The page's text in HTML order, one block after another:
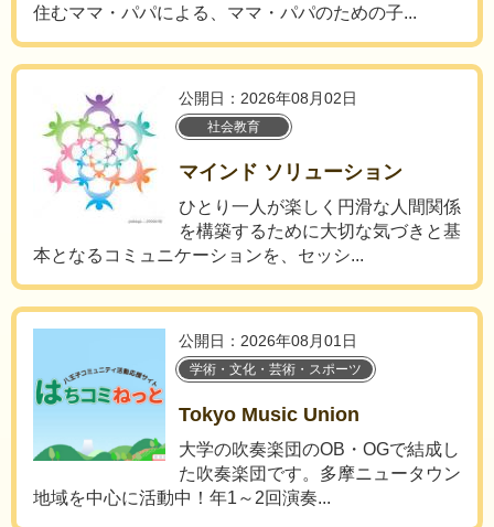
住むママ・パパによる、ママ・パパのための子...
公開日：2026年08月02日
社会教育
マインド ソリューション
ひとり一人が楽しく円滑な人間関係
を構築するために大切な気づきと基
本となるコミュニケーションを、セッシ...
公開日：2026年08月01日
学術・文化・芸術・スポーツ
Tokyo Music Union
大学の吹奏楽団のOB・OGで結成し
た吹奏楽団です。多摩ニュータウン
地域を中心に活動中！年1～2回演奏...